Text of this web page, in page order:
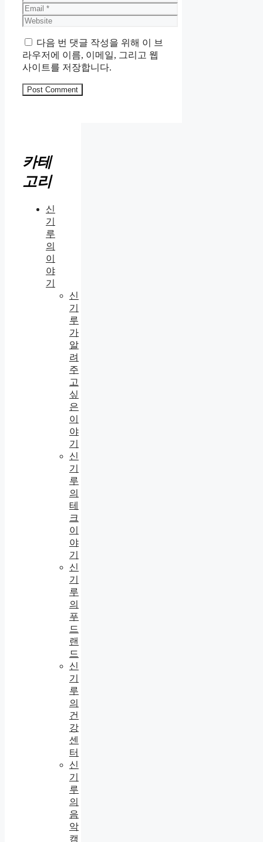
Email
Website
다음 번 댓글 작성을 위해 이 브
라우저에 이름, 이메일, 그리고 웹
사이트를 저장합니다.
카테
고리
신
기
루
의
이
야
기
신
기
루
가
알
려
주
고
싶
은
이
야
기
신
기
루
의
테
크
이
야
기
신
기
루
의
푸
드
랜
드
신
기
루
의
건
강
센
터
신
기
루
의
음
악
캠